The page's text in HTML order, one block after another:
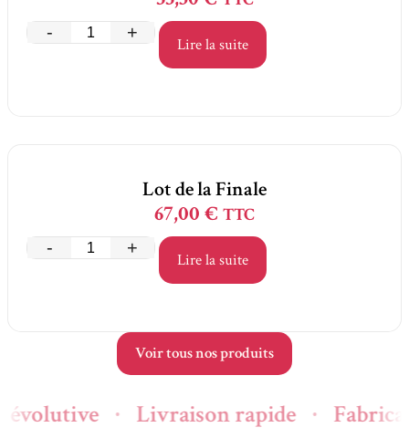
- +
Lire la suite
Lot de la Finale
67,00 € TTC
- +
Lire la suite
Voir tous nos produits
• Livraison rapide •